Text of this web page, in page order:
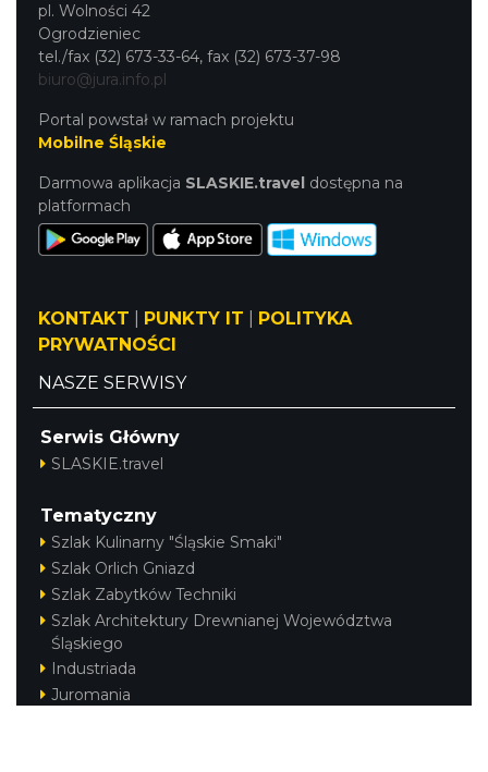
pl. Wolności 42
Ogrodzieniec
tel./fax (32) 673-33-64, fax (32) 673-37-98
biuro@jura.info.pl
Portal powstał w ramach projektu
Mobilne Śląskie
Darmowa aplikacja SLASKIE.travel dostępna na
platformach
KONTAKT PUNKTY IT
POLITYKA
PRYWATNOŚCI
NASZE SERWISY
Serwis Główny
SLASKIE.travel
Tematyczny
Szlak Kulinarny "Śląskie Smaki"
Szlak Orlich Gniazd
Szlak Zabytków Techniki
Szlak Architektury Drewnianej Województwa
Śląskiego
Industriada
Juromania